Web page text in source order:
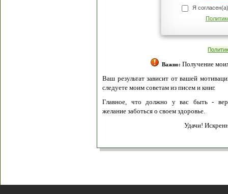
Я
Важно: Получение
Ваш результат зависит от вашей
следуете моим советам из писем и книг.
Главное, что должно у вас быть -
желание заботься о своем здоровье.
Удачи!